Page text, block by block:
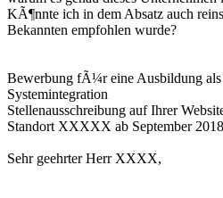
KÃ¶nnte ich in dem Absatz auch
Bekannten empfohlen wurde?
Bewerbung fÃ¼r eine Ausbildung
Systemintegration
Stellenausschreibung auf Ihrer
Standort XXXXX ab September 2018
Sehr geehrter Herr XXXX,